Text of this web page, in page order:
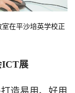
在平沙培英学校正
ICT展
造易用、好用